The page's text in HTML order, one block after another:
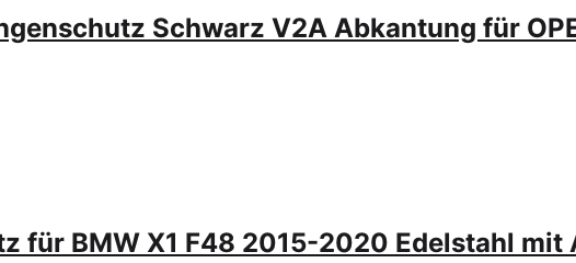
Schwarz V2A Abkantung für
für BMW X1 F48 2015-2020 Edelstahl mit